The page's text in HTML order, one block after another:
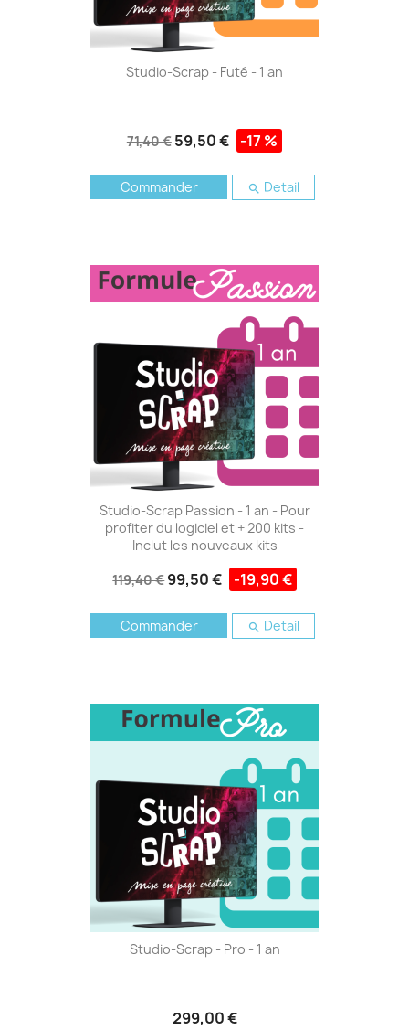
Studio-Scrap - Futé - 1 an
71,40 € 59,50 € -17 %
Commander  Detail
Studio-Scrap Passion - 1 an - Pour
profiter du logiciel et + 200 kits -
Inclut les nouveaux kits
119,40 €99,50 € -19,90 €
Commander  Detail
Studio-Scrap - Pro - 1 an
299,00 €